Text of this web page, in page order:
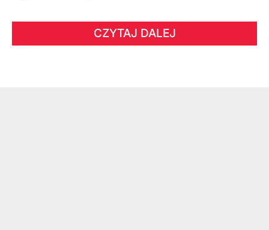
CZYTAJ DALEJ